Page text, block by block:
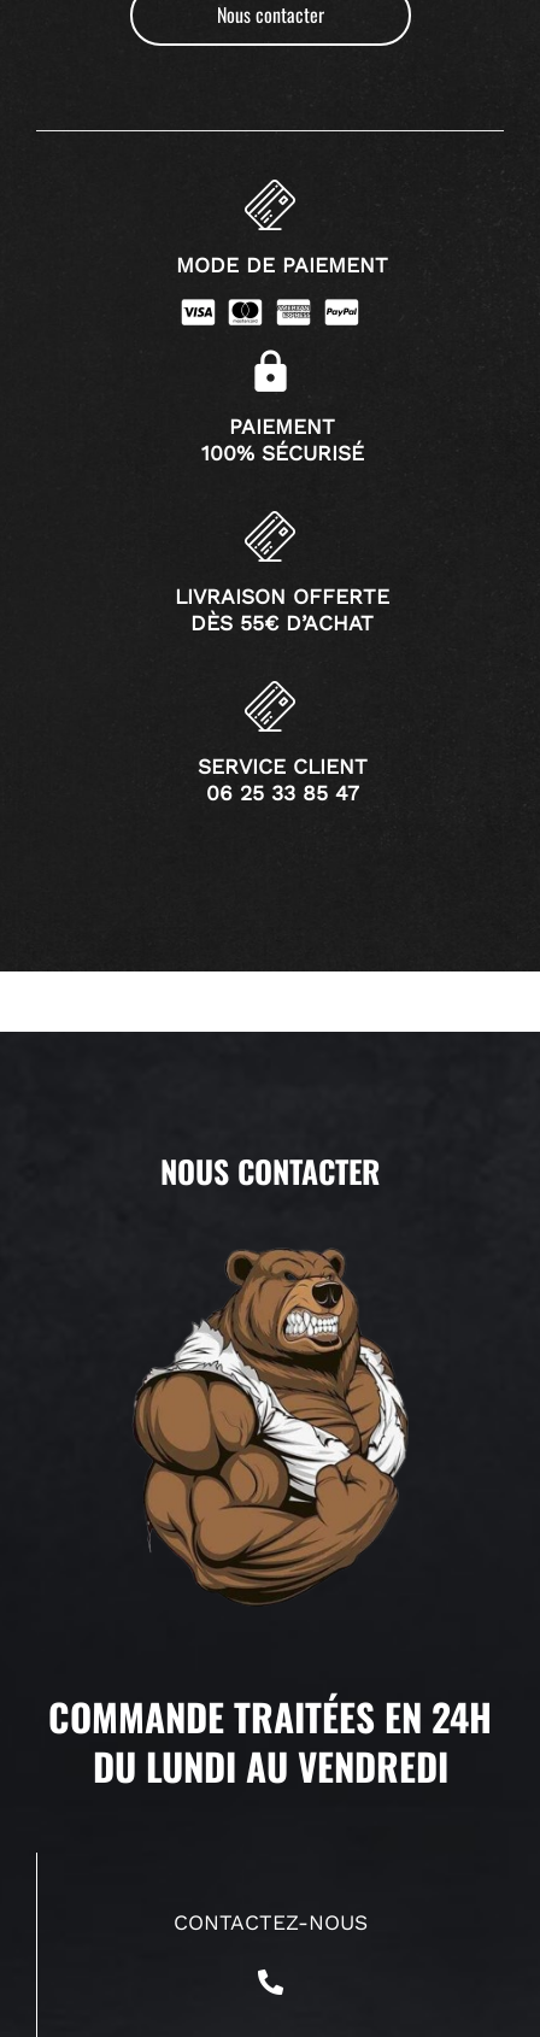
Nous contacter
MODE DE PAIEMENT
PAIEMENT
100% SÉCURISÉ
LIVRAISON OFFERTE
DÈS 55€ D’ACHAT
SERVICE CLIENT
06 25 33 85 47
NOUS CONTACTER
COMMANDE TRAITÉES EN 24H
DU LUNDI AU VENDREDI
CONTACTEZ-NOUS